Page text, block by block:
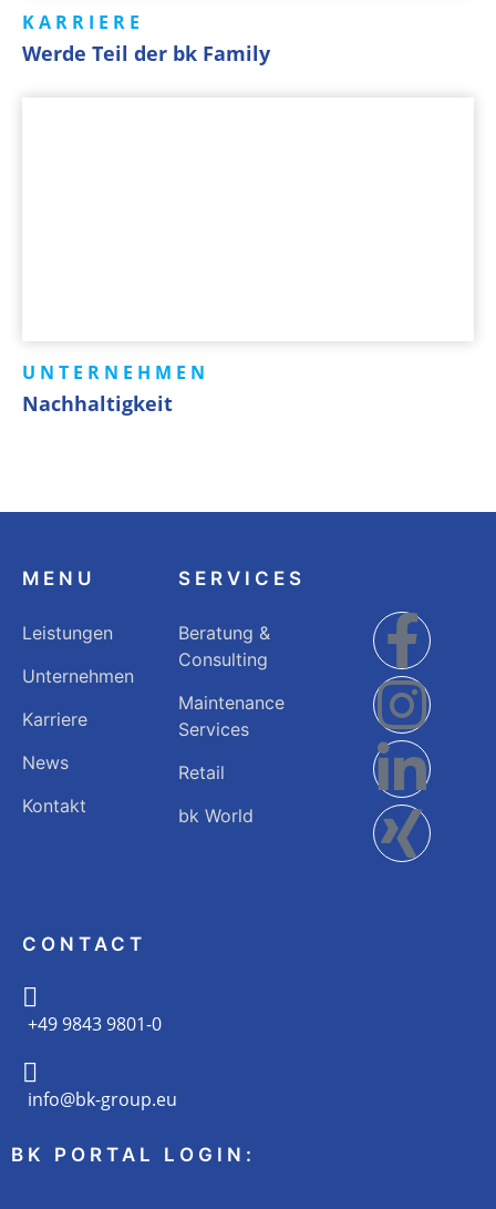
KARRIERE
Werde Teil der bk Family
UNTERNEHMEN
Nachhaltigkeit
MENU
Leistungen
Unternehmen
Karriere
News
Kontakt
SERVICES
Beratung &
Consulting
Maintenance
Services
Retail
bk World
CONTACT
+49 9843 9801-0
info@bk-group.eu
BK PORTAL LOGIN: